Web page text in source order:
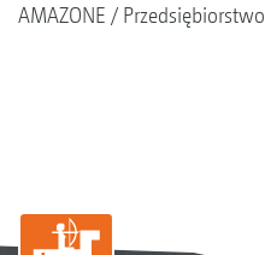
AMAZONE Przedsiębiorstwo